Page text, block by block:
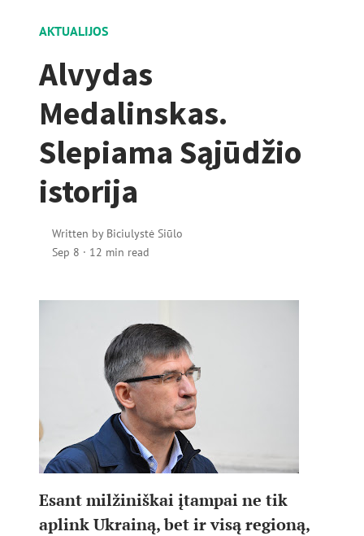
AKTUALIJOS
Alvydas
Medalinskas.
Slepiama Sąjūdžio
istorija
Written by Biciulystė Siūlo
Sep 8 · 12 min read
Esant milžiniškai įtampai ne tik
aplink Ukrainą, bet ir visą regioną,